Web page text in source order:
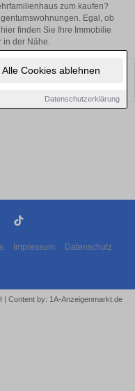
Alle Cookies ablehnen
Datenschutzerklärung
zum kaufen?
Egal, ob
finden Sie Ihre Immobilie
in der Nähe.
Objekte finden. Schauen Sie
Impressum Datenschutz
Content by: 1A-Anzeigenmarkt.de